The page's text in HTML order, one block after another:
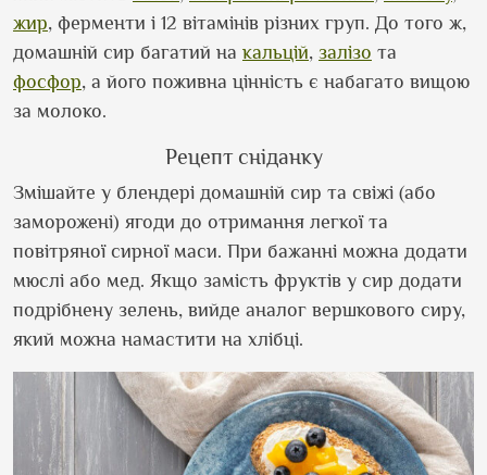
жир, ферменти і 12 вітамінів різних груп. До того ж,
домашній сир багатий на кальцій, залізо та
фосфор, а його поживна цінність є набагато вищою
за молоко.
Рецепт сніданку
Змішайте у блендері домашній сир та свіжі (або
заморожені) ягоди до отримання легкої та
повітряної сирної маси. При бажанні можна додати
мюслі або мед. Якщо замість фруктів у сир додати
подрібнену зелень, вийде аналог вершкового сиру,
який можна намастити на хлібці.